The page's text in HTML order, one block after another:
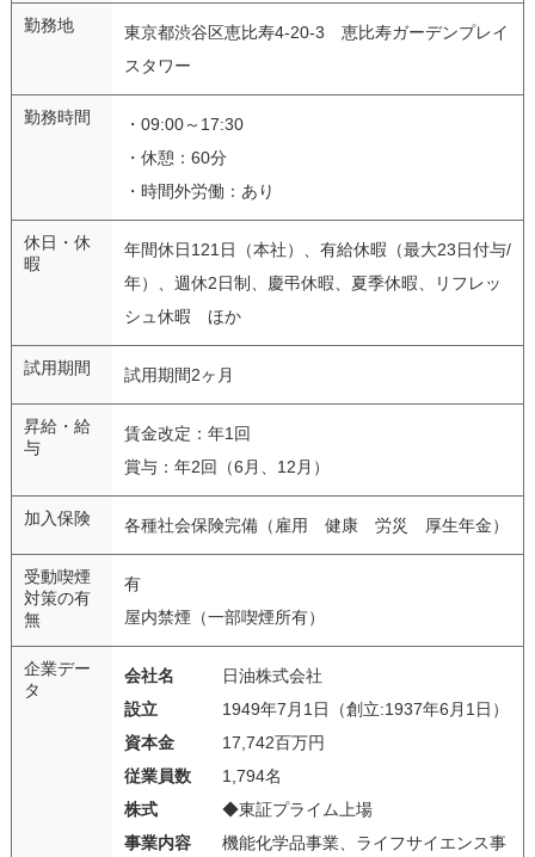
勤務地
東京都渋谷区恵比寿4-20-3 恵比寿ガーデンプレイ
スタワー
勤務時間
・09:00～17:30
・休憩：60分
・時間外労働：あり
休日・休
暇
年間休日121日（本社）、有給休暇（最大23日付与/
年）、週休2日制、慶弔休暇、夏季休暇、リフレッ
シュ休暇 ほか
試用期間 試用期間2ヶ月
昇給・給
与
賃金改定：年1回
賞与：年2回（6月、12月）
加入保険 各種社会保険完備（雇用 健康 労災 厚生年金）
受動喫煙
対策の有
無
有
屋内禁煙（一部喫煙所有）
企業デー
タ
会社名
日油株式会社
設立
1949年7月1日（創立:1937年6月1日）
資本金
17,742百万円
従業員数
1,794名
株式
◆東証プライム上場
事業内容
機能化学品事業、ライフサイエンス事